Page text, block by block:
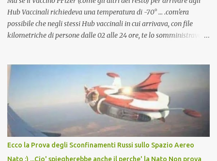
Hub Vaccinali richiedeva una temperatura di -70° ... .com'era
possibile che negli stessi Hub vaccinali in cui arrivava, con file
kilometriche di persone dalle 02 alle 24 ore, te lo somministravano
Vaccino come: l' Amaro del Capo, era "spettacolare Ghiacciato, ma
andava bene anche, a Temperatura Ambiente"! Riproponiamo
l'articolo per NON Dimenticare!
Ecco la Prova degli Sconfinamenti Russi sullo Spazio Aereo
Nato :) ...Cio' spiegherebbe anche il perche' la Nato Non prova